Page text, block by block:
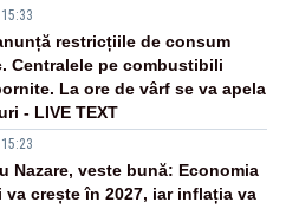
restricțiile de consum
Centralele pe combustibili
La ore de vârf se va apela
- LIVE TEXT
Nazare, veste bună: Economia
va crește în 2027, iar inflația va